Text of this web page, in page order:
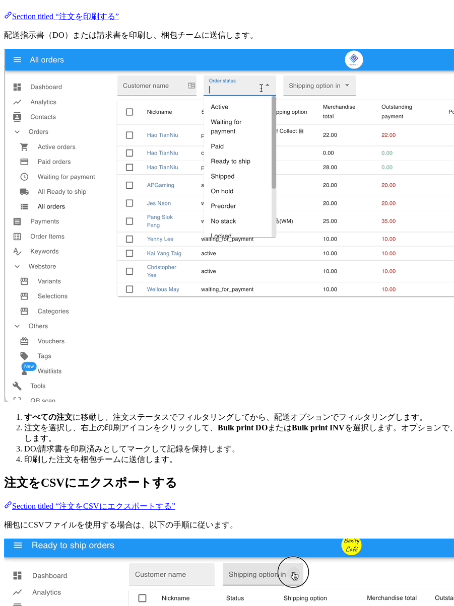
Section titled “注文を印刷する”
配送指示書（DO）または請求書を印刷し、梱包チームに送信します。
すべての注文に移動し、注文ステータスでフィルタリングしてから、配送オプションでフィルタリングします。
注文を選択し、右上の印刷アイコンをクリックして、 Bulk print DOまたはBulk print INVを選択します。オプションで、
します。
DO/請求書を印刷済みとしてマークして記録を保持します。
印刷した注文を梱包チームに送信します。
注文をCSVにエクスポートする
Section titled “注文をCSVにエクスポートする”
梱包にCSVファイルを使用する場合は、以下の手順に従います。